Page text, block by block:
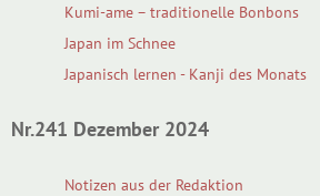
Kumi-ame – traditionelle Bonbons
Japan im Schnee
Japanisch lernen - Kanji des Monats
Nr.241 Dezember 2024
Notizen aus der Redaktion